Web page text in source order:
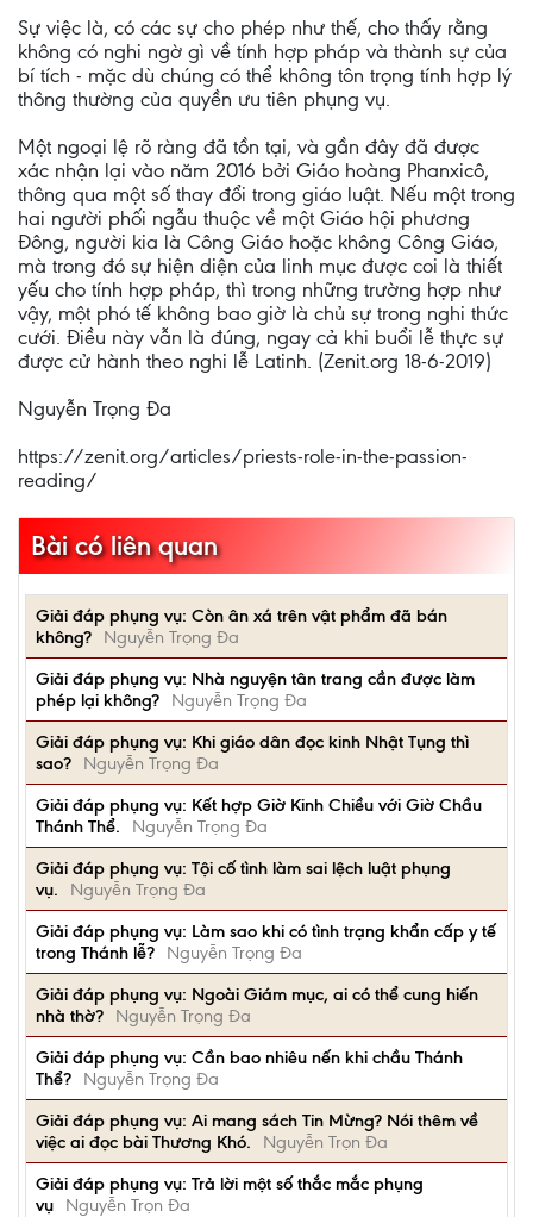
Sự việc là, có các sự cho phép như thế, cho thấy rằng
không có nghi ngờ gì về tính hợp pháp và thành sự của
bí tích - mặc dù chúng có thể không tôn trọng tính hợp lý
thông thường của quyền ưu tiên phụng vụ.
Một ngoại lệ rõ ràng đã tồn tại, và gần đây đã được
xác nhận lại vào năm 2016 bởi Giáo hoàng Phanxicô,
thông qua một số thay đổi trong giáo luật. Nếu một trong
hai người phối ngẫu thuộc về một Giáo hội phương
Đông, người kia là Công Giáo hoặc không Công Giáo,
mà trong đó sự hiện diện của linh mục được coi là thiết
yếu cho tính hợp pháp, thì trong những trường hợp như
vậy, một phó tế không bao giờ là chủ sự trong nghi thức
cưới. Điều này vẫn là đúng, ngay cả khi buổi lễ thực sự
được cử hành theo nghi lễ Latinh. (Zenit.org 18-6-2019)
Nguyễn Trọng Đa
https://zenit.org/articles/priests-role-in-the-passion-
reading/
Bài có liên quan
Giải đáp phụng vụ: Còn ân xá trên vật phẩm đã bán
không?
Nguyễn Trọng Đa
Giải đáp phụng vụ: Nhà nguyện tân trang cần được làm
phép lại không?
Nguyễn Trọng Đa
Giải đáp phụng vụ: Khi giáo dân đọc kinh Nhật Tụng thì
sao?
Nguyễn Trọng Đa
Giải đáp phụng vụ: Kết hợp Giờ Kinh Chiều với Giờ Chầu
Thánh Thể.
Nguyễn Trọng Đa
Giải đáp phụng vụ: Tội cố tình làm sai lệch luật phụng
vụ.
Nguyễn Trọng Đa
Giải đáp phụng vụ: Làm sao khi có tình trạng khẩn cấp y tế
trong Thánh lễ?
Nguyễn Trọng Đa
Giải đáp phụng vụ: Ngoài Giám mục, ai có thể cung hiến
nhà thờ?
Nguyễn Trọng Đa
Giải đáp phụng vụ: Cần bao nhiêu nến khi chầu Thánh
Thể?
Nguyễn Trọng Đa
Giải đáp phụng vụ: Ai mang sách Tin Mừng? Nói thêm về
việc ai đọc bài Thương Khó.
Nguyễn Trọn Đa
Giải đáp phụng vụ: Trả lời một số thắc mắc phụng
vụ
Nguyễn Trọn Đa